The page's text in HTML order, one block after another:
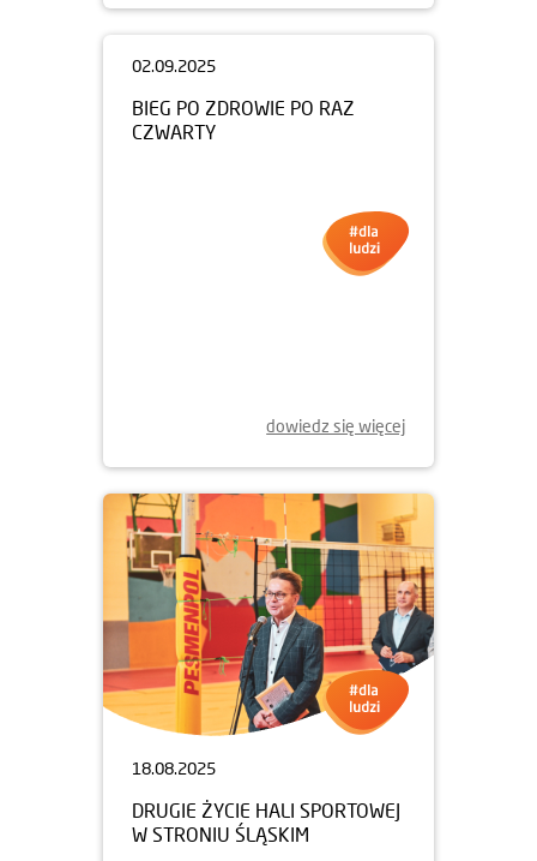
dowiedz się więcej
18.08.2025
DRUGIE ŻYCIE HALI SPORTOWEJ
W STRONIU ŚLĄSKIM